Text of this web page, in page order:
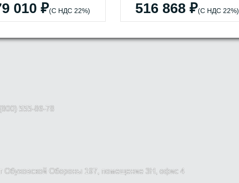
010 ₽(С НДС 22%) 516 868 ₽(С НДС 22%)
555-86-78
Обуховской Обороны 197, помещение 3Н, офис 4